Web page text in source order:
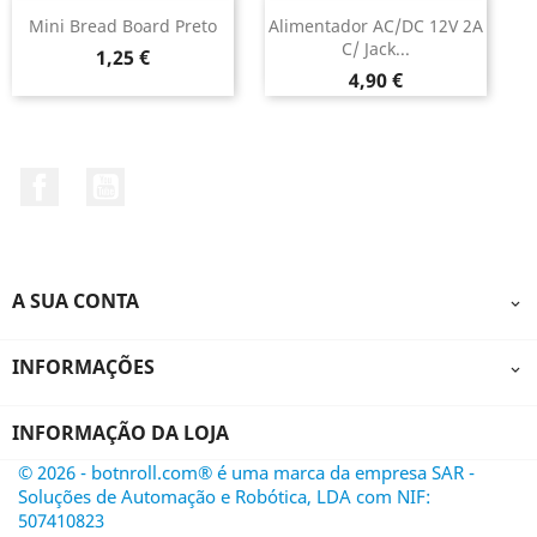
Mini Bread Board Preto
Preço
1,25 €
Alimentador AC/DC 12V 2A
C/ Jack...
Preço
4,90 €
A SUA CONTA 
INFORMAÇÕES 
INFORMAÇÃO DA LOJA
© 2026 - botnroll.com® é uma marca da empresa SAR -
Soluções de Automação e Robótica, LDA com NIF:
507410823